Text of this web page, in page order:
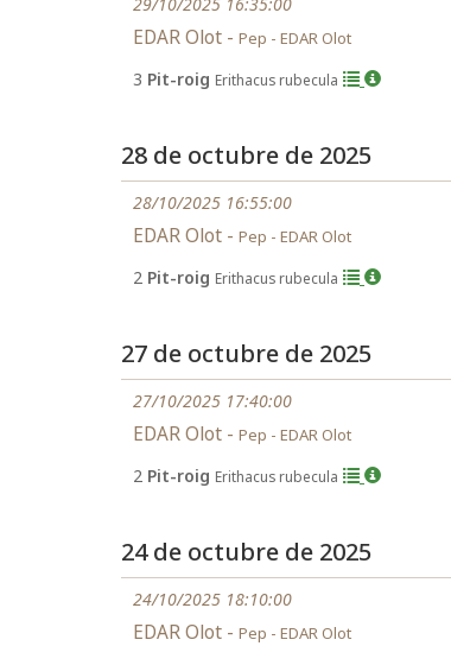
EDAR Olot - Pep - EDAR Olot
3 Pit-roig Erithacus rubecula
28 de octubre de 2025
28/10/2025 16:55:00
EDAR Olot - Pep - EDAR Olot
2 Pit-roig Erithacus rubecula
27 de octubre de 2025
27/10/2025 17:40:00
EDAR Olot - Pep - EDAR Olot
2 Pit-roig Erithacus rubecula
24 de octubre de 2025
24/10/2025 18:10:00
EDAR Olot - Pep - EDAR Olot